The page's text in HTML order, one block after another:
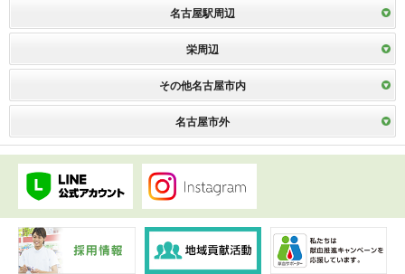
名古屋駅周辺
栄周辺
その他名古屋市内
名古屋市外